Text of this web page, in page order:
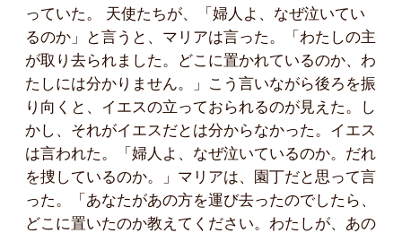
っていた。 天使たちが、「婦人よ、なぜ泣いてい
るのか」と言うと、マリアは言った。「わたしの主
が取り去られました。どこに置かれているのか、わ
たしには分かりません。」こう言いながら後ろを振
り向くと、イエスの立っておられるのが見えた。し
かし、それがイエスだとは分からなかった。イエス
は言われた。「婦人よ、なぜ泣いているのか。だれ
を捜しているのか。」マリアは、園丁だと思って言
った。「あなたがあの方を運び去ったのでしたら、
どこに置いたのか教えてください。わたしが、あの